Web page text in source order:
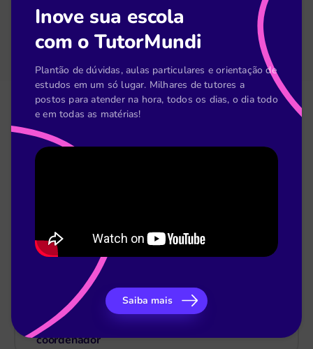
Materiais Gratuitos
[Planilha] Acompanhamento pedagógico do
coordenador
Inove sua escola
com o TutorMundi
Plantão de dúvidas, aulas particulares e orientação de
estudos em um só lugar. Milhares de tutores a
postos para atender na hora, todos os dias, o dia todo
e em todas as matérias!
Saiba mais